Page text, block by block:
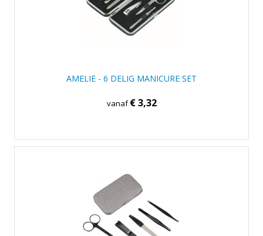
AMELIE - 6 DELIG MANICURE SET
vanaf€ 3,32